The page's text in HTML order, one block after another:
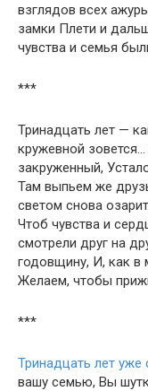
взглядов всех
замки Плети и
чувства и семья
***
Тринадцать лет —
кружевной
закруженный,
Там выпьем же
светом снова
Чтоб чувства и
смотрели друг на
годовщину, И, как
Желаем, чтобы
***
Тринадцать лет уже
вашу семью, Вы